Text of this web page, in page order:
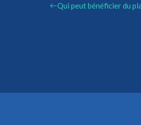
Qui peut bénéficier du